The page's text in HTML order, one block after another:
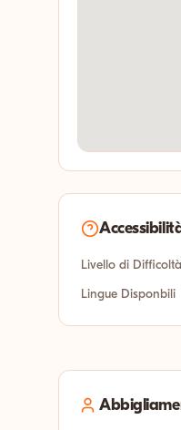
Livello di Difficoltà
Lingue Disponbili